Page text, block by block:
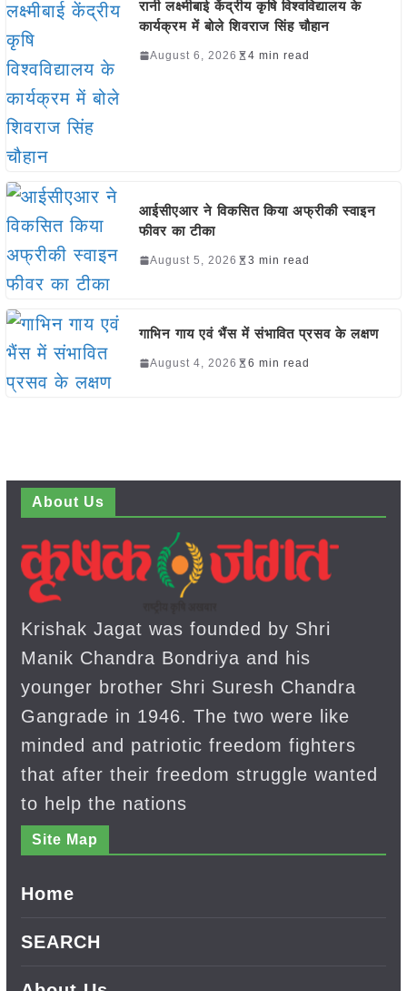
रानी लक्ष्मीबाई केंद्रीय कृषि विश्वविद्यालय के
कार्यक्रम में बोले शिवराज सिंह चौहान
August 6, 2026 4 min read
आईसीएआर ने विकसित किया अफ्रीकी स्वाइन
फीवर का टीका
August 5, 2026 3 min read
गाभिन गाय एवं भैंस में संभावित प्रसव के लक्षण
August 4, 2026 6 min read
About Us
Krishak Jagat was founded by Shri
Manik Chandra Bondriya and his
younger brother Shri Suresh Chandra
Gangrade in 1946. The two were like
minded and patriotic freedom fighters
that after their freedom struggle wanted
to help the nations
Site Map
Home
SEARCH